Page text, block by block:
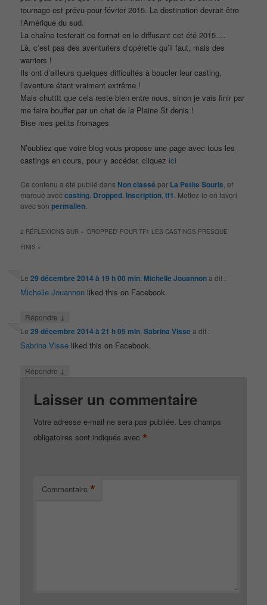
tournage est prévu pour février 2015. La destination devrait être
l’Amérique du sud.
La chaîne testerait ce format en le diffusant cet été 2015….
Là, c’est pas des aventuriers d’opérette qu’il faut, mais des
warriors !
Ils ont d’ailleurs quelques difficultés à boucler leur casting,
l’aventure étant vraiment extrême !
Mais chutttt que cela reste bien entre nous, sinon je vais finir par
me faire bouffer par un chat de la Plaine St denis !
Bise mes petits fromages
N’oubliez que votre blog vous propose une page avec tous les
castings en cours, pour y accéder, cliquez ici
Ce contenu a été publié dans Non classé par La Petite Souris , et
marqué aveccasting Dropped Inscription ,tf1 . Mettez-le en favori
avec sonpermalien
2 RÉFLEXIONS SUR « ‘DROPPED’ POUR TF1 LES CASTINGS PRESQUE
FINIS »
Le29 décembre 2014 à 19 h 00 min Michelle Jouannona dit :
Michelle Jouannon liked this on Facebook.
Répondre ↓
Le29 décembre 2014 à 21 h 05 min,Sabrina Visse a dit :
Sabrina Visse liked this on Facebook.
Répondre ↓
Laisser un commentaire
Votre adresse e-mail ne sera pas publiée. Les champs
obligatoires sont indiqués avec *
Commentaire *